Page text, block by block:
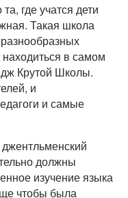
где учатся дети
Такая школа
в самом
Крутой Школы.
и
и самые
должны
изучение языка
чтобы была